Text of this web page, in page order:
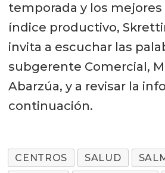
temporada y los
índice productivo,
invita a escuchar las
subgerente Comercial,
Abarzúa, y a revisar la
continuación.
CENTROS SALUD